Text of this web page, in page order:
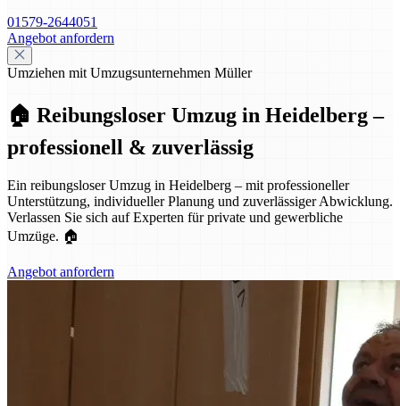
01579-2644051
Angebot anfordern
Umziehen mit Umzugsunternehmen Müller
🏠 Reibungsloser Umzug in Heidelberg –
professionell & zuverlässig
Ein reibungsloser Umzug in Heidelberg – mit professioneller
Unterstützung, individueller Planung und zuverlässiger Abwicklung.
Verlassen Sie sich auf Experten für private und gewerbliche
Umzüge. 🏠
Angebot anfordern